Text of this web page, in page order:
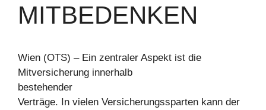
MITBEDENKEN
Wien (OTS) – Ein zentraler Aspekt ist die
Mitversicherung innerhalb
bestehender
Verträge. In vielen Versicherungssparten kann der